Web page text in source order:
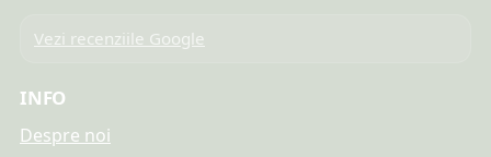
Vezi recenziile Google
INFO
Despre noi